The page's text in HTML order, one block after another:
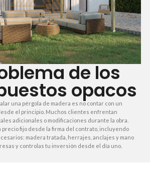
de los
opacos
una pérgola de madera es no contar con un
el principio. Muchos clientes enfrentan
adicionales o modificaciones durante la obra.
precio fijo desde la firma del contrato, incluyendo
madera tratada, herrajes, anclajes y mano
y controlas tu inversión desde el día uno.